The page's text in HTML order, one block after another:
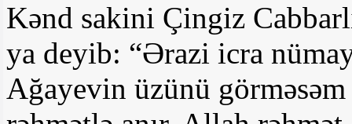
Kənd sakini Çingiz
ya deyib: “Ərazi icra
Ağayevin üzünü